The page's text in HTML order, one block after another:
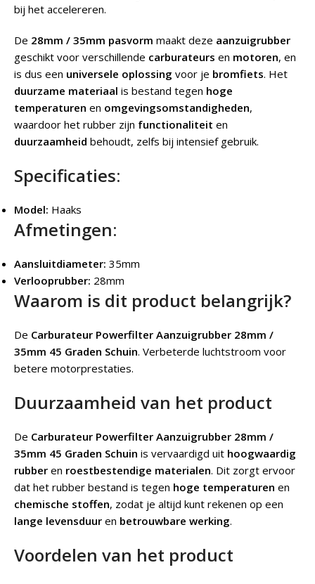
bij het accelereren.
De 28mm / 35mm pasvorm maakt deze aanzuigrubber
geschikt voor verschillende carburateurs en motoren, en
is dus een universele oplossing voor je bromfiets. Het
duurzame materiaal is bestand tegen hoge
temperaturen en omgevingsomstandigheden,
waardoor het rubber zijn functionaliteit en
duurzaamheid behoudt, zelfs bij intensief gebruik.
Specificaties:
Model: Haaks
Afmetingen:
Aansluitdiameter: 35mm
Verlooprubber: 28mm
Waarom is dit product belangrijk?
De Carburateur Powerfilter Aanzuigrubber 28mm /
35mm 45 Graden Schuin. Verbeterde luchtstroom voor
betere motorprestaties.
Duurzaamheid van het product
De Carburateur Powerfilter Aanzuigrubber 28mm /
35mm 45 Graden Schuin is vervaardigd uit hoogwaardig
rubber en roestbestendige materialen. Dit zorgt ervoor
dat het rubber bestand is tegen hoge temperaturen en
chemische stoffen, zodat je altijd kunt rekenen op een
lange levensduur en betrouwbare werking.
Voordelen van het product